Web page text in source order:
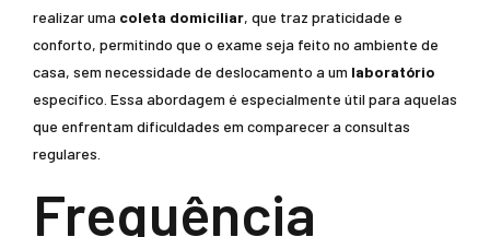
realizar uma coleta domiciliar, que traz praticidade e
conforto, permitindo que o exame seja feito no ambiente de
casa, sem necessidade de deslocamento a um laboratório
específico. Essa abordagem é especialmente útil para aquelas
que enfrentam dificuldades em comparecer a consultas
regulares.
Frequência